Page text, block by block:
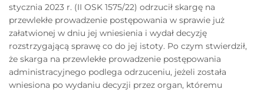
stycznia 2023 r. (II OSK 1575/22) odrzucił skargę na
przewlekłe prowadzenie postępowania w sprawie już
załatwionej w dniu jej wniesienia i wydał decyzję
rozstrzygającą sprawę co do jej istoty. Po czym stwierdził,
że skarga na przewlekłe prowadzenie postępowania
administracyjnego podlega odrzuceniu, jeżeli została
wniesiona po wydaniu decyzji przez organ, któremu